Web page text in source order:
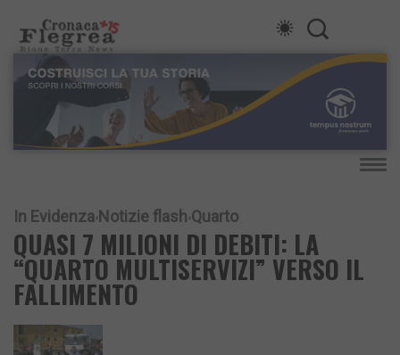
In Evidenza Notizie flash Quarto
QUASI 7 MILIONI DI DEBITI: LA
“QUARTO MULTISERVIZI” VERSO IL
FALLIMENTO